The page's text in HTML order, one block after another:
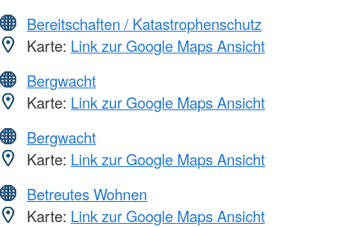
Bereitschaften / Katastrophenschutz
Karte: Link zur Google Maps Ansicht
Bergwacht
Karte: Link zur Google Maps Ansicht
Bergwacht
Karte: Link zur Google Maps Ansicht
Betreutes Wohnen
Karte: Link zur Google Maps Ansicht